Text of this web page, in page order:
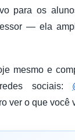
para os
— ela
mesmo e
sociais:
ver o que você